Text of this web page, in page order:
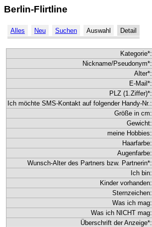
Berlin-Flirtline
Alles Neu Suchen Auswahl Detail
Kategorie*:
Nickname/Pseudonym*:
Alter*:
E-Mail*:
PLZ (1.Ziffer)*:
Ich möchte SMS-Kontakt auf folgender Handy-Nr.:
Größe in cm:
Gewicht:
meine Hobbies:
Haarfarbe:
Augenfarbe:
Wunsch-Alter des Partners bzw. Partnerin*:
Ich bin:
Kinder vorhanden:
Sternzeichen:
Was ich mag:
Was ich NICHT mag:
Überschrift der Anzeige*: